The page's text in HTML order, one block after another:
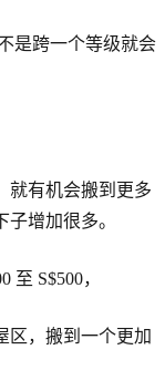
是跨一个等级就会
就有机会搬到更多
增加很多。
至 S$500，
区，搬到一个更加